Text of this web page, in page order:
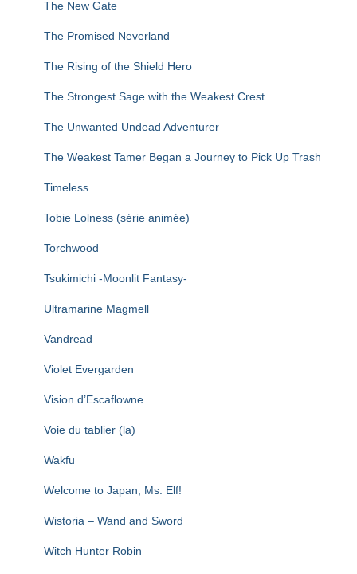
The New Gate
The Promised Neverland
The Rising of the Shield Hero
The Strongest Sage with the Weakest Crest
The Unwanted Undead Adventurer
The Weakest Tamer Began a Journey to Pick Up Trash
Timeless
Tobie Lolness (série animée)
Torchwood
Tsukimichi -Moonlit Fantasy-
Ultramarine Magmell
Vandread
Violet Evergarden
Vision d’Escaflowne
Voie du tablier (la)
Wakfu
Welcome to Japan, Ms. Elf!
Wistoria – Wand and Sword
Witch Hunter Robin